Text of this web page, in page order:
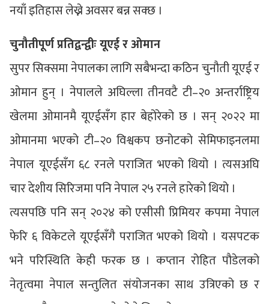
नयाँ इतिहास लेख्ने अवसर बन्न सक्छ ।
चुनौतीपूर्ण प्रतिद्वन्द्वीः यूएई र ओमान
सुपर सिक्समा नेपालका लागि सबैभन्दा कठिन चुनौती यूएई र
ओमान हुन् । नेपालले अघिल्ला तीनवटै टी–२० अन्तर्राष्ट्रिय
खेलमा ओमानमै यूएईसँग हार बेहोरेको छ । सन् २०२२ मा
ओमानमा भएको टी–२० विश्वकप छनोटको सेमिफाइनलमा
नेपाल यूएईसँग ६८ रनले पराजित भएको थियो । त्यसअघि
चार देशीय सिरिजमा पनि नेपाल २५ रनले हारेको थियो ।
त्यसपछि पनि सन् २०२४ को एसीसी प्रिमियर कपमा नेपाल
फेरि ६ विकेटले यूएईसँगै पराजित भएको थियो । यसपटक
भने परिस्थिति केही फरक छ । कप्तान रोहित पौडेलको
नेतृत्वमा नेपाल सन्तुलित संयोजनका साथ उत्रिएको छ र